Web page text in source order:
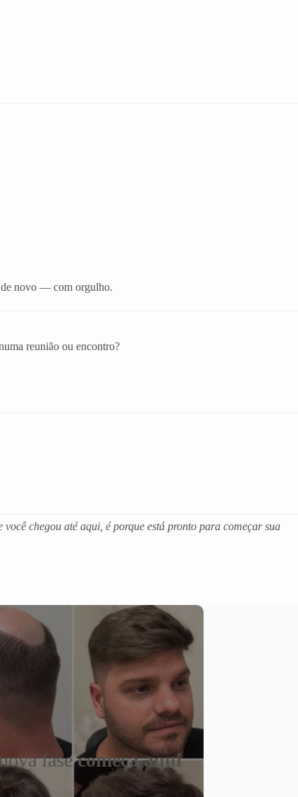
de novo — com orgulho.
reunião ou encontro?
chegou até aqui, é porque está pronto para começar sua
fasecomeça aqui